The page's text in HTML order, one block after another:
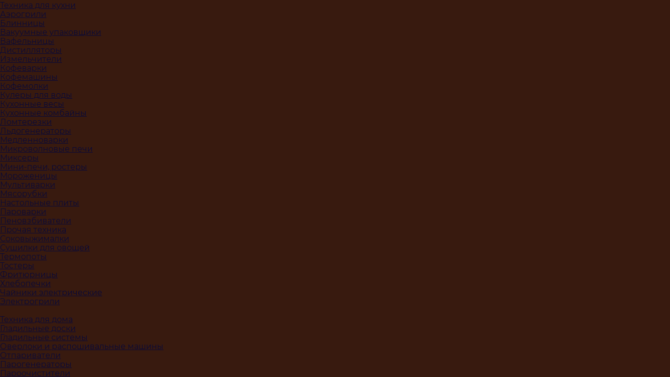
Техника для кухни
Аэрогрили
Блинницы
Вакуумные упаковщики
Вафельницы
Дистилляторы
Измельчители
Кофеварки
Кофемашины
Кофемолки
Кулеры для воды
Кухонные весы
Кухонные комбайны
Ломтерезки
Льдогенераторы
Медленноварки
Микроволновые печи
Миксеры
Мини-печи, ростеры
Мороженицы
Мультиварки
Мясорубки
Настольные плиты
Пароварки
Пеновзбиватели
Прочая техника
Соковыжималки
Сушилки для овощей
Термопоты
Тостеры
Фритюрницы
Хлебопечки
Чайники электрические
Электрогрили
Техника для дома
Гладильные доски
Гладильные системы
Оверлоки и распошивальные машины
Отпариватели
Парогенераторы
Пароочистители